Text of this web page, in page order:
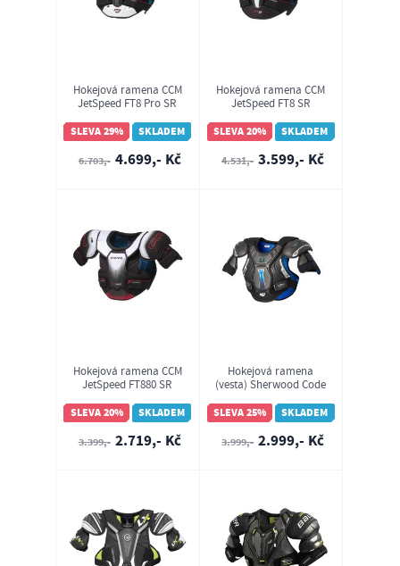
Hokejová ramena CCM
JetSpeed FT8 Pro SR
SLEVA 29%
SKLADEM
6.703,- 4.699,- Kč
Hokejová ramena CCM
JetSpeed FT8 SR
SLEVA 20%
SKLADEM
4.531,- 3.599,- Kč
Hokejová ramena CCM
JetSpeed FT880 SR
SLEVA 20%
SKLADEM
3.399,- 2.719,- Kč
Hokejová ramena
(vesta) Sherwood Code
SLEVA 25%
SKLADEM
3.999,- 2.999,- Kč